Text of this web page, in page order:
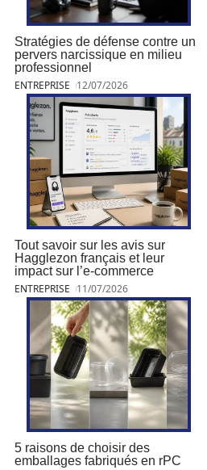
Stratégies de défense contre un
pervers narcissique en milieu
professionnel
ENTREPRISE 12/07/2026
Tout savoir sur les avis sur
Hagglezon français et leur
impact sur l’e-commerce
ENTREPRISE 11/07/2026
5 raisons de choisir des
emballages fabriqués en rPC